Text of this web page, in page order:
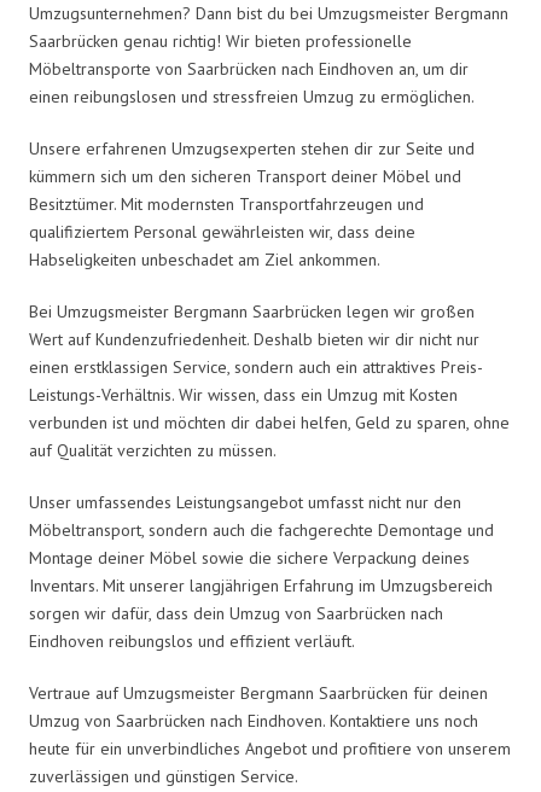
Umzugsunternehmen? Dann bist du bei Umzugsmeister Bergmann
Saarbrücken genau richtig! Wir bieten professionelle
Möbeltransporte von Saarbrücken nach Eindhoven an, um dir
einen reibungslosen und stressfreien Umzug zu ermöglichen.
Unsere erfahrenen Umzugsexperten stehen dir zur Seite und
kümmern sich um den sicheren Transport deiner Möbel und
Besitztümer. Mit modernsten Transportfahrzeugen und
qualifiziertem Personal gewährleisten wir, dass deine
Habseligkeiten unbeschadet am Ziel ankommen.
Bei Umzugsmeister Bergmann Saarbrücken legen wir großen
Wert auf Kundenzufriedenheit. Deshalb bieten wir dir nicht nur
einen erstklassigen Service, sondern auch ein attraktives Preis-
Leistungs-Verhältnis. Wir wissen, dass ein Umzug mit Kosten
verbunden ist und möchten dir dabei helfen, Geld zu sparen, ohne
auf Qualität verzichten zu müssen.
Unser umfassendes Leistungsangebot umfasst nicht nur den
Möbeltransport, sondern auch die fachgerechte Demontage und
Montage deiner Möbel sowie die sichere Verpackung deines
Inventars. Mit unserer langjährigen Erfahrung im Umzugsbereich
sorgen wir dafür, dass dein Umzug von Saarbrücken nach
Eindhoven reibungslos und effizient verläuft.
Vertraue auf Umzugsmeister Bergmann Saarbrücken für deinen
Umzug von Saarbrücken nach Eindhoven. Kontaktiere uns noch
heute für ein unverbindliches Angebot und profitiere von unserem
zuverlässigen und günstigen Service.